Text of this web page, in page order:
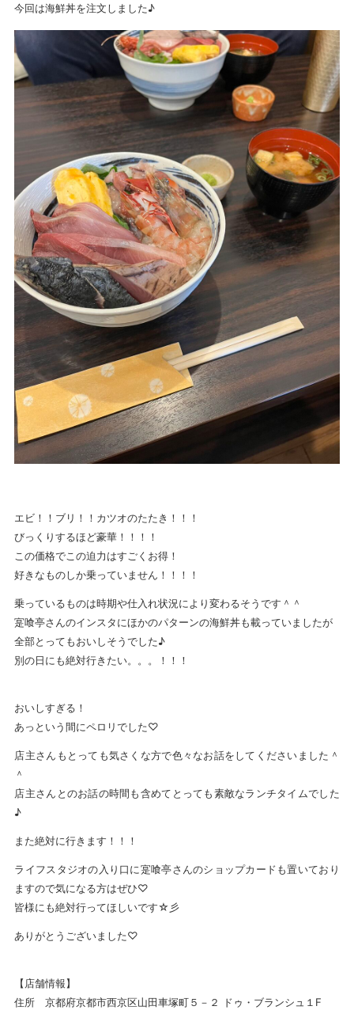
今回は海鮮丼を注文しました♪
エビ！！ブリ！！カツオのたたき！！！
びっくりするほど豪華！！！！
この価格でこの迫力はすごくお得！
好きなものしか乗っていません！！！！
乗っているものは時期や仕入れ状況により変わるそうです＾＾
寔喰亭さんのインスタにほかのパターンの海鮮丼も載っていましたが
全部とってもおいしそうでした♪
別の日にも絶対行きたい。。。！！！
おいしすぎる！
あっという間にペロリでした♡
店主さんもとっても気さくな方で色々なお話をしてくださいました＾
＾
店主さんとのお話の時間も含めてとっても素敵なランチタイムでした
♪
また絶対に行きます！！！
ライフスタジオの入り口に寔喰亭さんのショップカードも置いており
ますので気になる方はぜひ♡
皆様にも絶対行ってほしいです☆彡
ありがとうございました♡
【店舗情報】
住所 京都府京都市西京区山田車塚町５－２ ドゥ・ブランシュ１F